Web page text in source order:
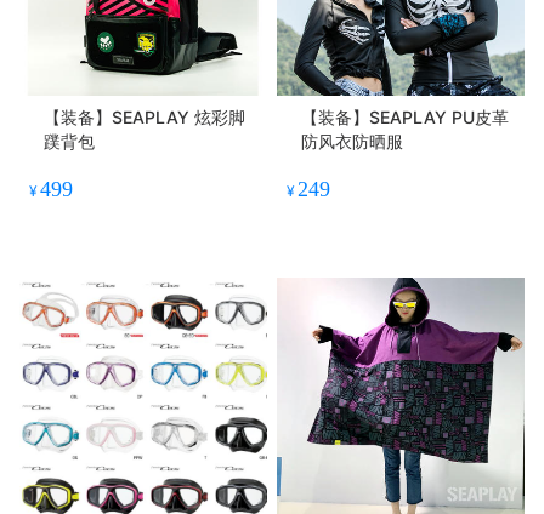
【装备】SEAPLAY 炫彩脚
蹼背包
¥499
【装备】SEAPLAY PU皮革
防风衣防晒服
¥ 249